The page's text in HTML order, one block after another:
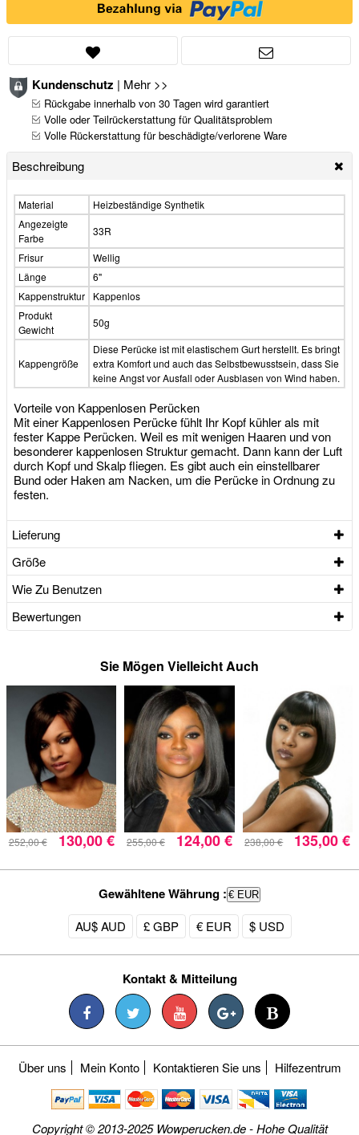
Kundenschutz | Mehr >>
Rückgabe innerhalb von 30 Tagen wird garantiert
Volle oder Teilrückerstattung für Qualitätsproblem
Volle Rückerstattung für beschädigte/verlorene Ware
Beschreibung
Material
Heizbeständige Synthetik
Angezeigte
Farbe
33R
Frisur
Wellig
Länge
6"
Kappenstruktur
Kappenlos
Produkt
Gewicht
50g
Kappengröße
Diese Perücke ist mit elastischem Gurt herstellt. Es bringt
extra Komfort und auch das Selbstbewusstsein, dass Sie
keine Angst vor Ausfall oder Ausblasen von Wind haben.
Vorteile von Kappenlosen Perücken
Mit einer Kappenlosen Perücke fühlt Ihr Kopf kühler als mit
fester Kappe Perücken. Weil es mit wenigen Haaren und von
besonderer kappenlosen Struktur gemacht. Dann kann der Luft
durch Kopf und Skalp fliegen. Es gibt auch ein einstellbarer
Bund oder Haken am Nacken, um die Perücke in Ordnung zu
festen.
Lieferung
Größe
Wie Zu Benutzen
Bewertungen
Sie Mögen Vielleicht Auch
252,00 € 130,00 € 255,00 € 124,00 € 238,00 € 135,00 €
Gewähltene Währung : € EUR
AU$ AUD £ GBP € EUR $ USD
Kontakt & Mitteilung
Über uns Mein Konto Kontaktieren Sie uns Hilfezentrum
Copyright © 2013-2025 Wowperucken.de - Hohe Qualität